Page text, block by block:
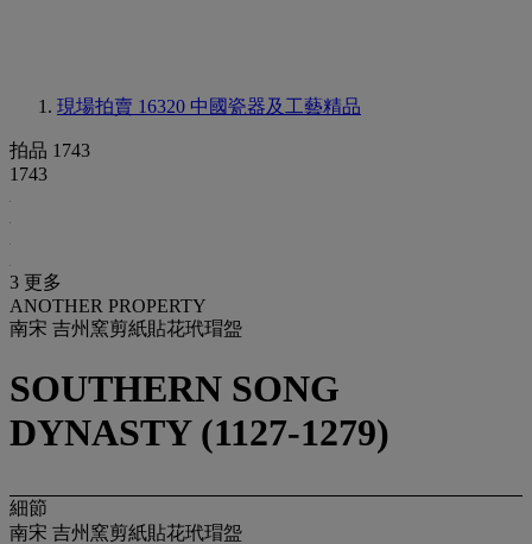
現場拍賣 16320 中國瓷器及工藝精品
拍品 1743
1743
3 更多
ANOTHER PROPERTY
南宋 吉州窯剪紙貼花玳瑁盌
SOUTHERN SONG
DYNASTY (1127-1279)
細節
南宋 吉州窯剪紙貼花玳瑁盌